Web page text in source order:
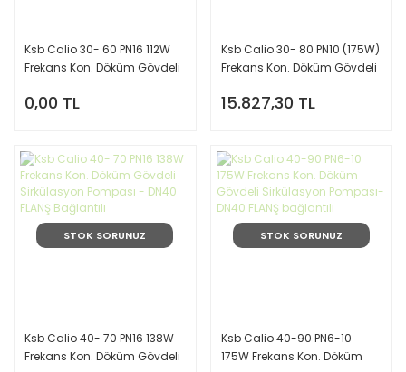
Ksb Calio 30- 60 PN16 112W
Frekans Kon. Döküm Gövdeli
Dişli Bağlantılı
0,00 TL
Ksb Calio 30- 80 PN10 (175W)
Frekans Kon. Döküm Gövdeli
Dişli Bağlantı
15.827,30 TL
STOK SORUNUZ
Ksb Calio 40- 70 PN16 138W
Frekans Kon. Döküm Gövdeli
STOK SORUNUZ
Ksb Calio 40-90 PN6-10
175W Frekans Kon. Döküm